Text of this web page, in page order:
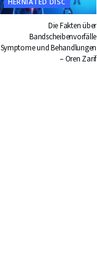
Die Fakten über
Bandscheibenvorfälle
Symptome und Behandlungen
– Oren Zarif